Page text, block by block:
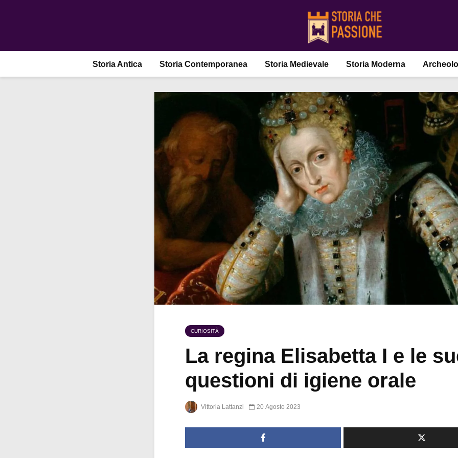
Storia Antica Storia Contemporanea Storia Medievale Storia Moderna
CURIOSITÀ
La regina Elisabetta I e le
questioni di igiene orale
Vittoria Lattanzi 20 Agosto 2023